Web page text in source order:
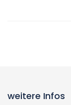
weitere Infos